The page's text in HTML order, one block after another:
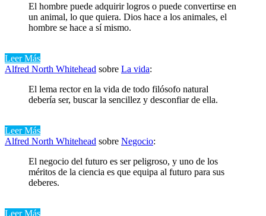
El hombre puede adquirir logros o puede convertirse en
un animal, lo que quiera. Dios hace a los animales, el
hombre se hace a sí mismo.
Leer Más
Alfred North Whitehead sobre La vida:
El lema rector en la vida de todo filósofo natural
debería ser, buscar la sencillez y desconfiar de ella.
Leer Más
Alfred North Whitehead sobre Negocio:
El negocio del futuro es ser peligroso, y uno de los
méritos de la ciencia es que equipa al futuro para sus
deberes.
Leer Más